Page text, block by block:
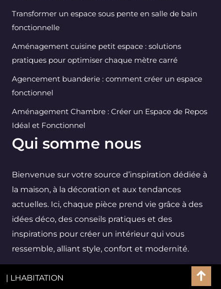
Transformer un espace sous pente en salle de bain
fonctionnelle
Aménagement cuisine petit espace : solutions
pratiques pour optimiser chaque mètre carré
Agencement buanderie : comment créer un espace
fonctionnel
Aménagement Chambre : Créer un Espace de Repos
Idéal et Fonctionnel
Qui somme nous
Bienvenue sur votre source d’inspiration dédiée à
la maison, à la décoration et aux tendances
actuelles. Ici, chaque pièce prend vie grâce à des
idées déco, des conseils pratiques et des
inspirations pour créer un intérieur qui vous
ressemble, alliant style, confort et modernité.
| LHABITATION